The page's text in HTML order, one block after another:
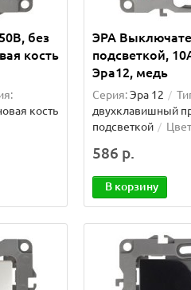
без
кость
кость
ЭРА
подсветкой,
Эра12, медь
Серия:Эра 12
двухклавишный
подсветкой
586 р.
В корзину